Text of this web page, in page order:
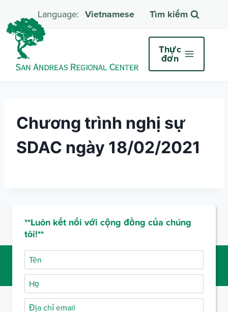
Vietnamese Tìm kiếm
Thực
đơn
Chương trình nghị sự
SDAC ngày 18/02/2021
**Luôn kết nối với cộng đồng của chúng
tôi!**
Tên
Họ
Địa